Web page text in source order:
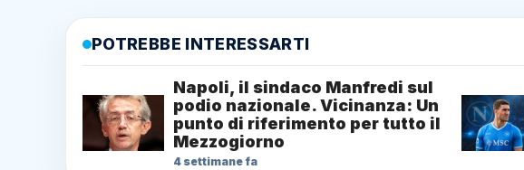
POTREBBE INTERESSARTI
Napoli, il sindaco Manfredi sul
podio nazionale. Vicinanza: Un
punto di riferimento per tutto il
Mezzogiorno
4 settimane fa